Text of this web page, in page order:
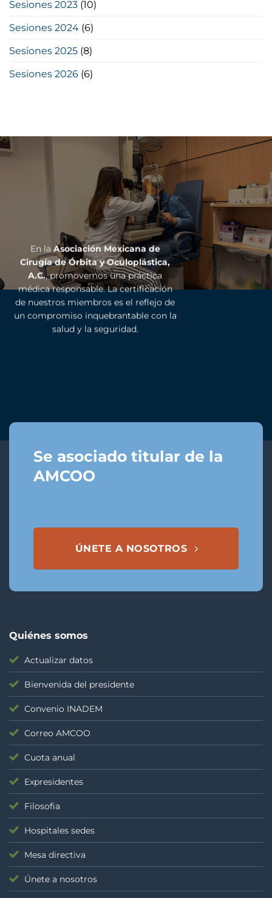
Sesiones 2023 (10)
Sesiones 2024 (6)
Sesiones 2025 (8)
Sesiones 2026 (6)
En la Asociación Mexicana de
Cirugía de Órbita y Oculoplástica,
A.C., promovemos una práctica
médica responsable. La certificación
de nuestros miembros es el reflejo de
un compromiso inquebrantable con la
salud y la seguridad.
Se asociado titular de la
AMCOO
ÚNETE A NOSOTROS
Quiénes somos
Actualizar datos
Bienvenida del presidente
Convenio INADEM
Correo AMCOO
Cuota anual
Expresidentes
Filosofia
Hospitales sedes
Mesa directiva
Únete a nosotros